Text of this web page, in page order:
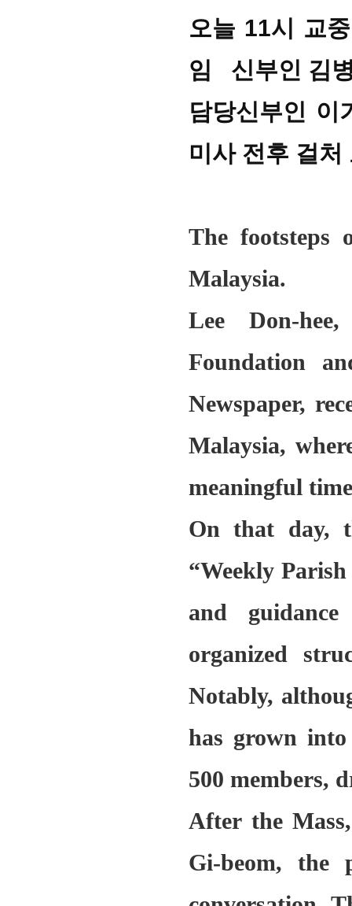
오늘 11시 교
임 신부인 김
담당신부인
미사 전후 걸
The footsteps
Malaysia.
Lee Don-hee,
Foundation
Newspaper,
Malaysia,
meaningful
On that day,
“Weekly
and
organized
Notably,
has grown
500 members,
After the
Gi-beom, the